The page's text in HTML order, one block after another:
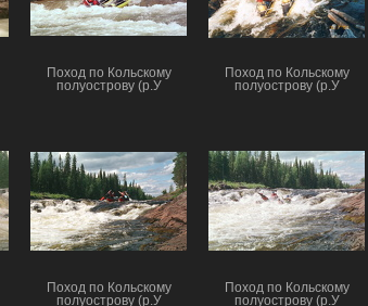
Поход по Кольскому
полуострову (р.У
Поход по Кольскому
полуострову (р.У
Поход по Кольскому
полуострову (р.У
Поход по Кольскому
полуострову (р.У